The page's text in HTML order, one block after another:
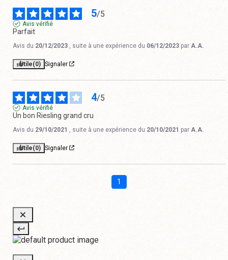
5/5
Avis vérifié
Parfait
Avis du 20/12/2023 , suite à une expérience du 06/12/2023 par A.A.
Utile(0) Signaler
4/5
Avis vérifié
Un bon Riesling grand cru
Avis du 29/10/2021 , suite à une expérience du 20/10/2021 par A.A.
Utile(0) Signaler
1